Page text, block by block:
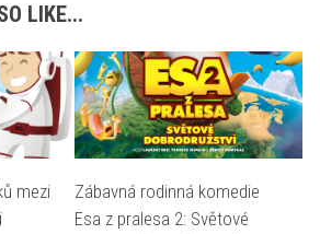
LIKE...
mezi
Zábavná rodinná komedie
Esa z pralesa 2: Světové